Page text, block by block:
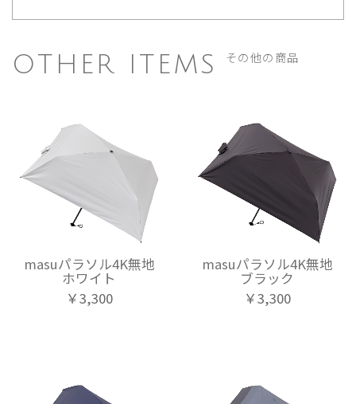
OTHER ITEMS その他の商品
masuパラソル4K無地
ホワイト
￥3,300
masuパラソル4K無地
ブラック
￥3,300